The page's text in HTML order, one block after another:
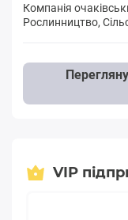
Компанія
Рослинництво,
VIP